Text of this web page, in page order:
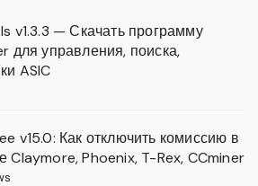
v1.3.3 — Скачать программу
для управления, поиска,
ASIC
v15.0: Как отключить комиссию в
Claymore, Phoenix, T-Rex, CCminer